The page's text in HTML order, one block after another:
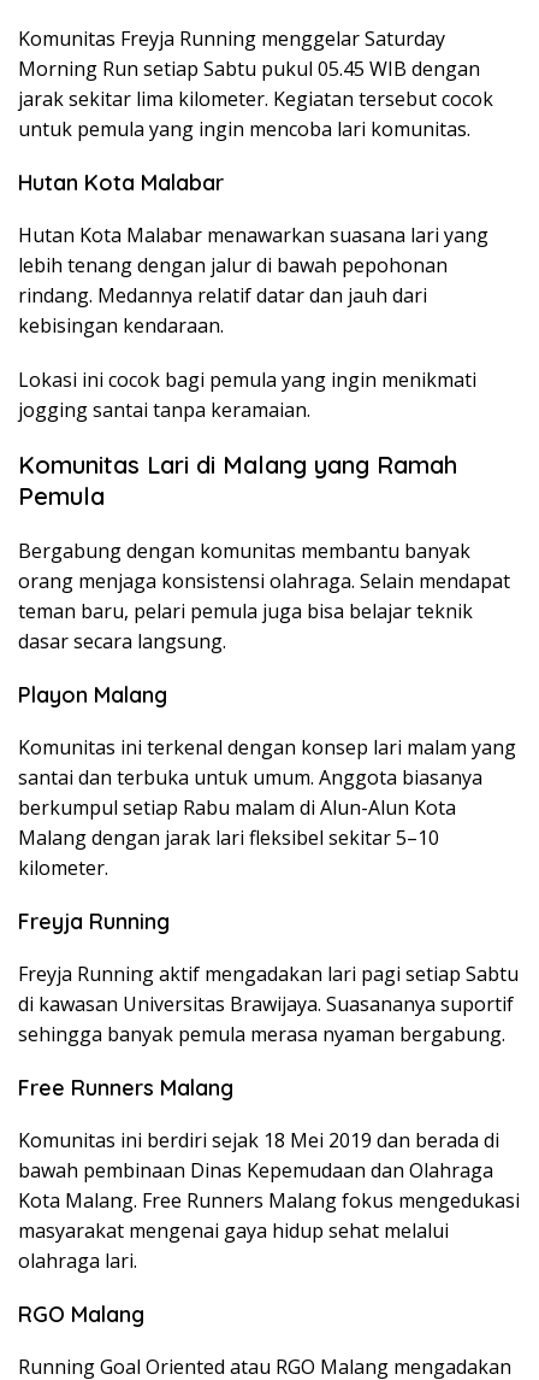
Komunitas Freyja Running menggelar Saturday
Morning Run setiap Sabtu pukul 05.45 WIB dengan
jarak sekitar lima kilometer. Kegiatan tersebut cocok
untuk pemula yang ingin mencoba lari komunitas.
Hutan Kota Malabar
Hutan Kota Malabar menawarkan suasana lari yang
lebih tenang dengan jalur di bawah pepohonan
rindang. Medannya relatif datar dan jauh dari
kebisingan kendaraan.
Lokasi ini cocok bagi pemula yang ingin menikmati
jogging santai tanpa keramaian.
Komunitas Lari di Malang yang Ramah
Pemula
Bergabung dengan komunitas membantu banyak
orang menjaga konsistensi olahraga. Selain mendapat
teman baru, pelari pemula juga bisa belajar teknik
dasar secara langsung.
Playon Malang
Komunitas ini terkenal dengan konsep lari malam yang
santai dan terbuka untuk umum. Anggota biasanya
berkumpul setiap Rabu malam di Alun-Alun Kota
Malang dengan jarak lari fleksibel sekitar 5–10
kilometer.
Freyja Running
Freyja Running aktif mengadakan lari pagi setiap Sabtu
di kawasan Universitas Brawijaya. Suasananya suportif
sehingga banyak pemula merasa nyaman bergabung.
Free Runners Malang
Komunitas ini berdiri sejak 18 Mei 2019 dan berada di
bawah pembinaan Dinas Kepemudaan dan Olahraga
Kota Malang. Free Runners Malang fokus mengedukasi
masyarakat mengenai gaya hidup sehat melalui
olahraga lari.
RGO Malang
Running Goal Oriented atau RGO Malang mengadakan